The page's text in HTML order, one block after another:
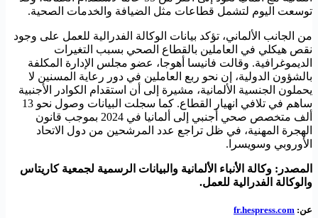
توسعت اليوم لتشمل قطاعات مثل الضيافة والخدمات الصحية.
من الجانب الألماني، تؤكد بيانات الوكالة الفدرالية للعمل على وجود
نقص هيكلي في العاملين بالقطاع الصحي بسبب التغيرات
الديموغرافية. وقالت فانيسا أهوجا، عضو مجلس الإدارة المكلفة
بالشؤون الدولية، إن نحو ربع العاملين في دور رعاية المسنين لا
يحملون الجنسية الألمانية، مشيرة إلى أن استقدام الكوادر الأجنبية
ساهم في تلافي انهيار القطاع. كما سجلت البيانات وصول نحو 13
ألف متخصص صحي أجنبي إلى ألمانيا في 2024 بموجب قانون
الهجرة المهنية، في ظل تراجع عدد المرشحين من دول الاتحاد
الأوروبي وسويسرا.
المصدر: وكالة الأنباء الألمانية والبيانات الرسمية لجمعية كاريتاس
والوكالة الفدرالية للعمل.
عن: fr.hespress.com